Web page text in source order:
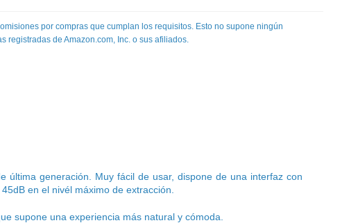
por compras que cumplan los requisitos. Esto no supone ningún
registradas de Amazon.com, Inc. o sus afiliados.
generación. Muy fácil de usar, dispone de una interfaz con
en el nivél máximo de extracción.
supone una experiencia más natural y cómoda.